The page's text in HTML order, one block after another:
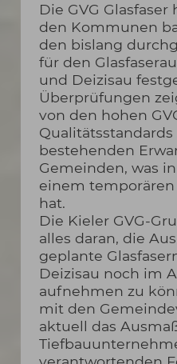
Die GVG
den Kommunen
den bislang
für den
und Deizisau
Überprüfungen
von den hohen
bestehenden
Gemeinden, was
einem
hat.
Die Kieler GVG-
alles daran, die
geplante
Deizisau noch im
aufnehmen zu
mit den
aktuell das